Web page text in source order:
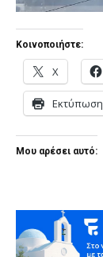
Κοινοποιήστε:
X
Εκτύπωση
Μου αρέσει αυτό: